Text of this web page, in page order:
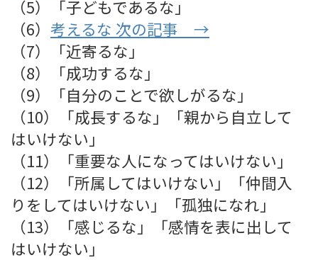
（5）「子どもであるな」
（6） 考えるな 次の記事 →
（7）「近寄るな」
（8）「成功するな」
（9）「自分のことで欲しがるな」
（10）「成長するな」「親から自立して
はいけない」
（11）「重要な人になってはいけない」
（12）「所属してはいけない」「仲間入
りをしてはいけない」「孤独になれ」
（13）「感じるな」「感情を表に出して
はいけない」